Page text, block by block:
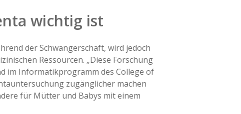
wichtig ist
der Schwangerschaft, wird jedoch
Ressourcen. „Diese Forschung
im Informatikprogramm des College of
zugänglicher machen
für Mütter und Babys mit einem